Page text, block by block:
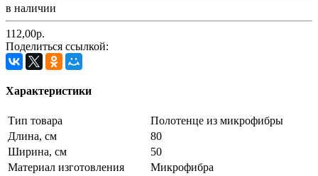
в наличии
112,00р.
Поделиться ссылкой:
Характеристики
Тип товара
Полотенце из микрофибры
Длина, см
80
Ширина, см
50
Материал изготовления
Микрофибра